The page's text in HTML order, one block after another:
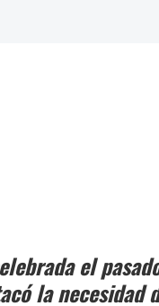
el
la necesidad